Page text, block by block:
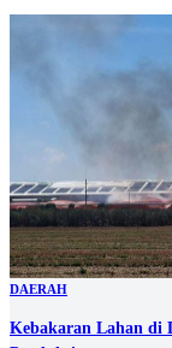
DAERAH
Kebakaran Lahan di